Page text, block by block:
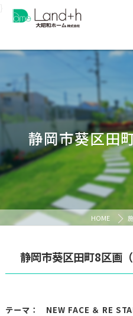
静岡市葵区田
HOME
静岡市葵区田町8区画（
テーマ： NEW FACE ＆ RE